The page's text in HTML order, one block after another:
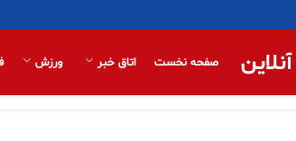
آنلاین صفحه نخست اتاق خبر ورزش